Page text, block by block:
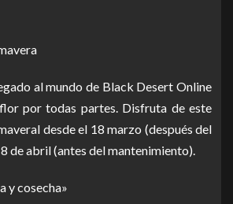
al mundo de Black Desert Online
por todas partes. Disfruta de este
desde el 18 marzo (después del
de abril (antes del mantenimiento).
y cosecha»